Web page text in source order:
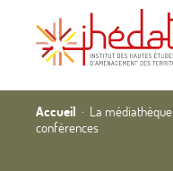
Accueil La médiathèque
conférences